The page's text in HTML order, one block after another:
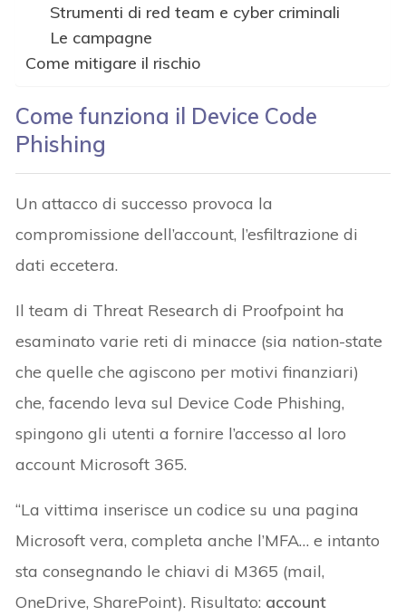
Strumenti di red team e cyber criminali
Le campagne
Come mitigare il rischio
Come funziona il Device Code
Phishing
Un attacco di successo provoca la
compromissione dell’account, l’esfiltrazione di
dati eccetera.
Il team di Threat Research di Proofpoint ha
esaminato varie reti di minacce (sia nation-state
che quelle che agiscono per motivi finanziari)
che, facendo leva sul Device Code Phishing,
spingono gli utenti a fornire l’accesso al loro
account Microsoft 365.
“La vittima inserisce un codice su una pagina
Microsoft vera, completa anche l’MFA… e intanto
sta consegnando le chiavi di M365 (mail,
OneDrive, SharePoint). Risultato: account